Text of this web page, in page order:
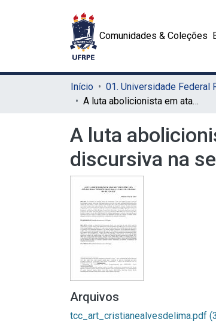
Comunidades & Coleções
Início
A luta abolicionista em atas do Club Cupim: uma análise dessa tradição discursiva na segunda metade do século XIX
A luta
discursiva na
Arquivos
tcc_art_cristianealvesdelima.pdf